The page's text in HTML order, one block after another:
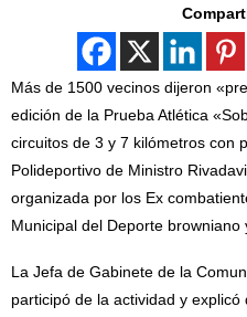
Más de 1500 vecinos dijeron
edición de la Prueba Atlética
circuitos de 3 y 7 kilómetros con
Polideportivo de Ministro
organizada por los Ex
Municipal del Deporte browniano
La Jefa de Gabinete de la
participó de la actividad y